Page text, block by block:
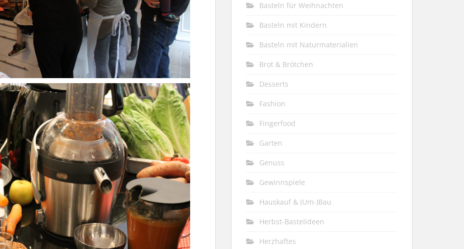
Basteln für Weihnachten
Basteln mit Kindern
Basteln mit Naturmaterialien
Brot & Brötchen
Desserts
Fashion
Fingerfood
Garten
Genuss
Gewinnspiele
Hauskauf & (Um-)Bau
Herbst-Bastelideen
Herzhaftes